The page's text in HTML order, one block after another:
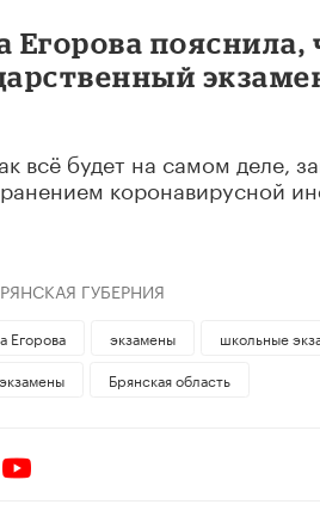
Егорова
всё будет на самом деле,
коронавирусной
ГУБЕРНИЯ
Егорова экзамены школьные
Брянская область